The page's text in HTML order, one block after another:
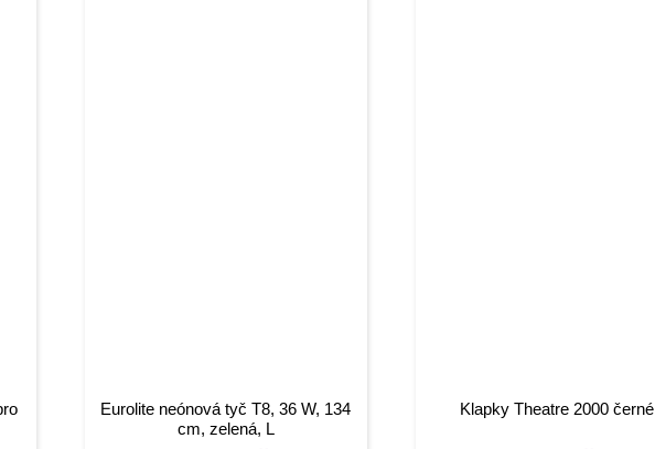
Eurolite neónová tyč T8, 36 W, 134
cm, zelená, L
Klapky Theatre 2000 černé